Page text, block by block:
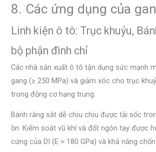
8. Các ứng dụng của
Linh kiện ô tô: Trục khuỷu,
bộ phận đình chỉ
Các nhà sản xuất ô tô tận dụng sức mạnh
gang (≥ 250 MPa) và giảm xóc cho trục
trong động cơ hạng trung.
Bánh răng sắt dễ chịu chịu được tải sốc
ồn. Kiểm soát vũ khí và đốt ngón tay được
cứng của DI (E ≈ 180 GPa) và khả năng